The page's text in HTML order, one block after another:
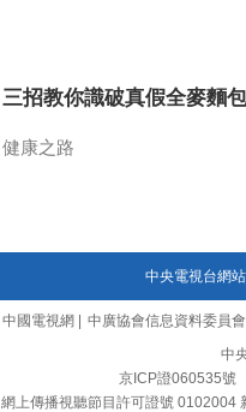
三招教你識破真假全麥麵包
健康之路
中央電視台網站
中國電視網 | 中廣協會信息資料委員會
中
京ICP證060535號
網上傳播視聽節目許可證號 0102004